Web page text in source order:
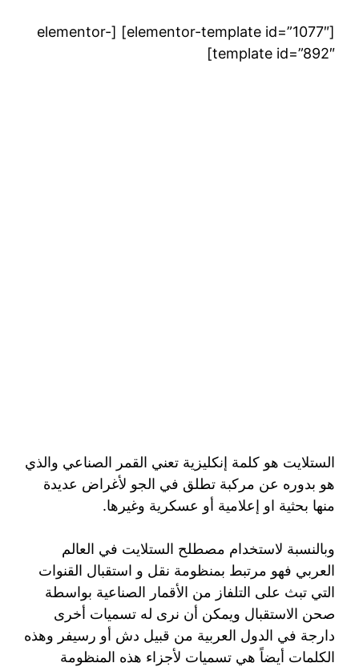
[elementor-template id=”1077″] [elementor-
template id=”892″]
الستلايت هو كلمة إنكليزية تعني القمر الصناعي والذي
هو بدوره عن مركبة تطلق في الجو لأغراض عديدة
منها بحثية او إعلامية أو عسكرية وغيرها.
وبالنسبة لاستخدام مصطلح الستلايت في العالم
العربي فهو مرتبط بمنظومة نقل و استقبال القنوات
التي تبث على التلفاز من الأقمار الصناعية بواسطة
صحن الاستقبال ويمكن أن نرى له تسميات أخرى
دارجة في الدول العربية من قبيل دش أو رسيفر وهذه
الكلمات أيضاً هي تسميات لأجزاء هذه المنظومة